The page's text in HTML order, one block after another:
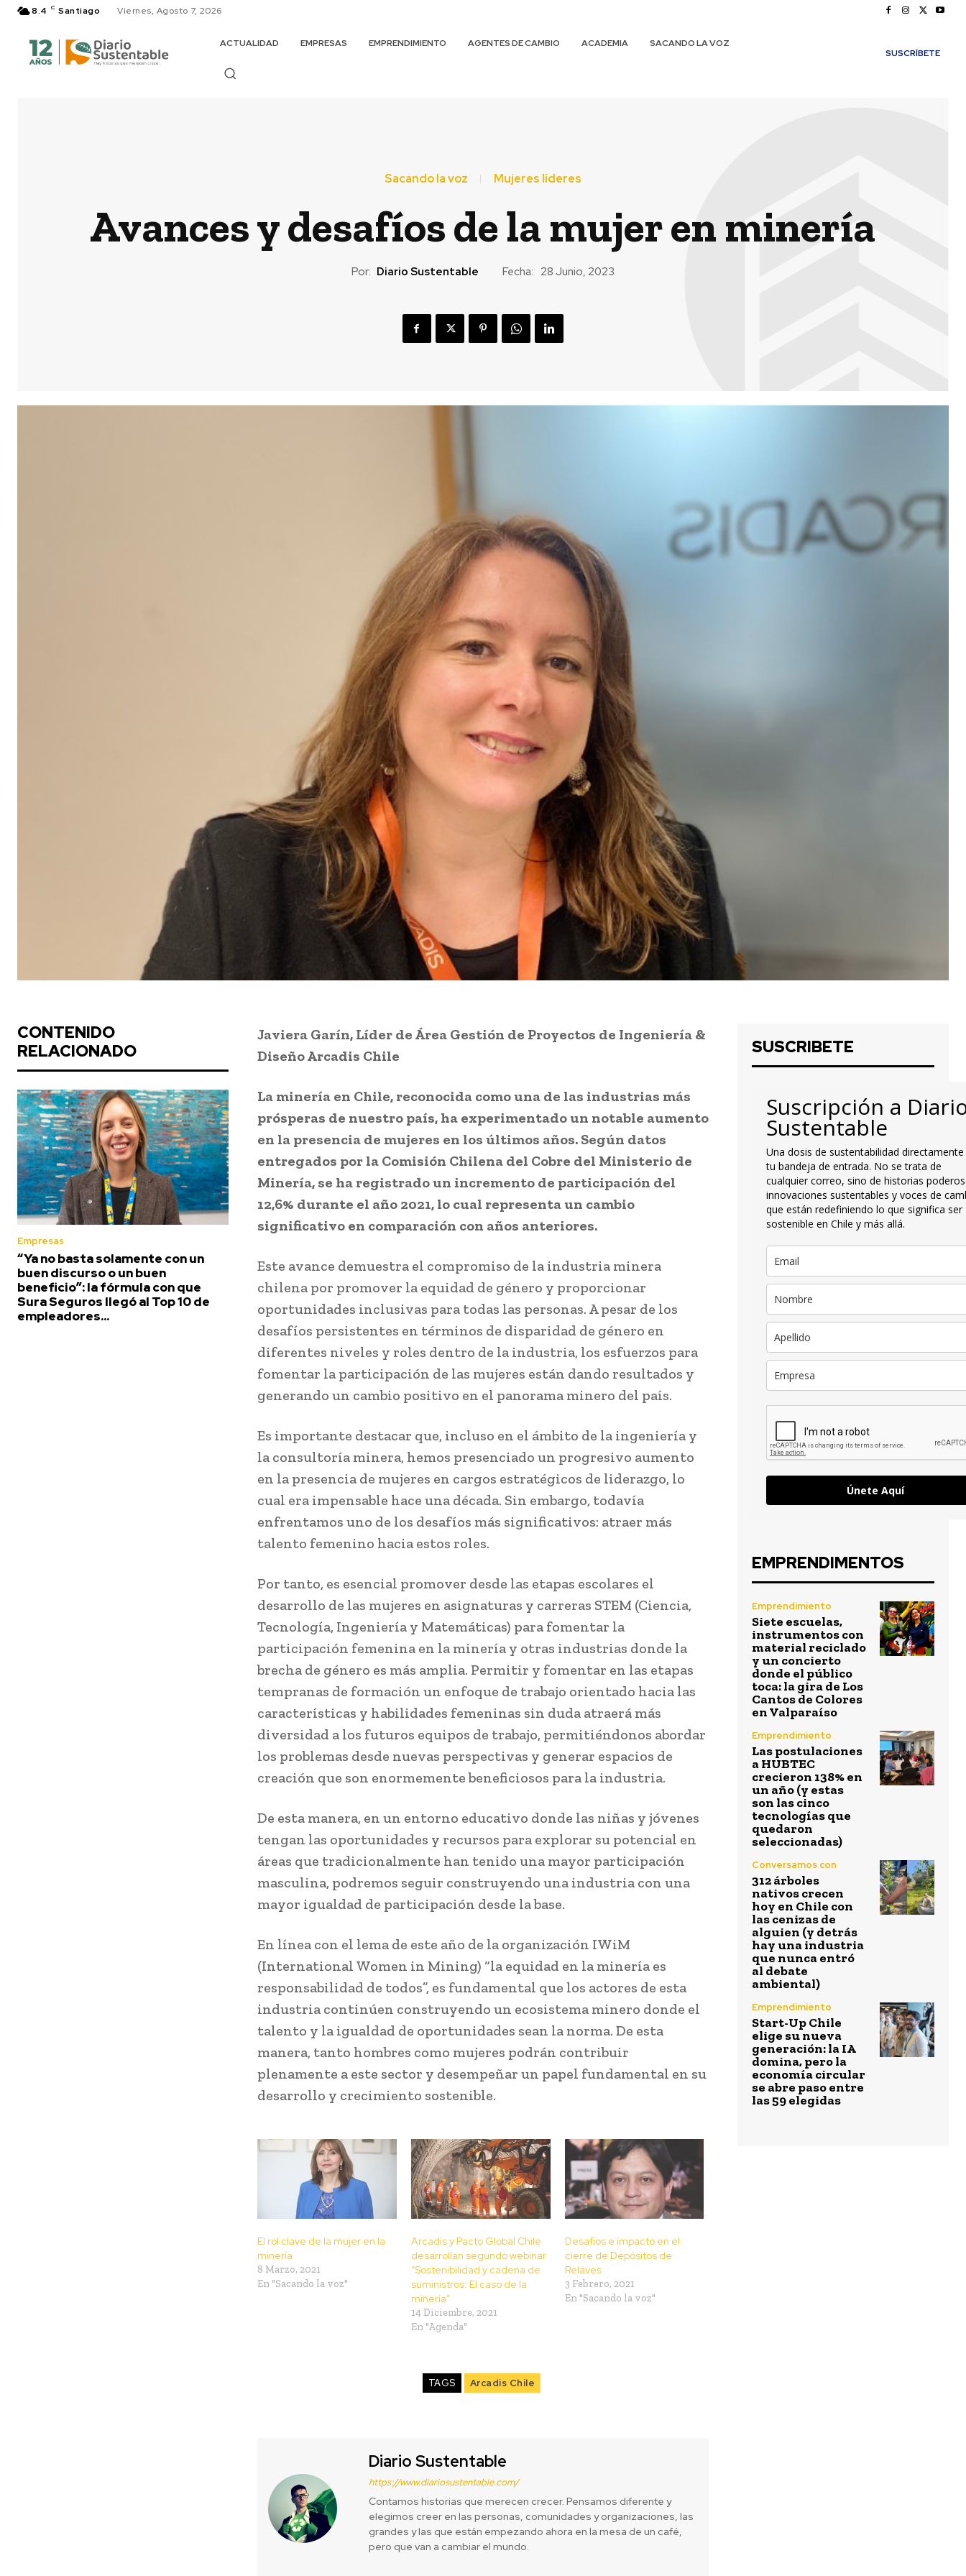
8.4 C Santiago Viernes, Agosto 7, 2026
ACTUALIDAD EMPRESAS EMPRENDIMIENTO AGENTES DE CAMBIO ACADEMIA
SACANDO LA VOZ
SUSCRÍBETE
Sacando la voz Mujeres líderes
Avances y desafíos de la mujer en minería
Por: Diario Sustentable Fecha: 28 Junio, 2023
CONTENIDO
RELACIONADO
Empresas
“Ya no basta solamente con un
buen discurso o un buen
beneficio”: la fórmula con que
Sura Seguros llegó al Top 10 de
empleadores...
Javiera Garín, Líder de Área Gestión de Proyectos de Ingeniería &
Diseño Arcadis Chile
La minería en Chile, reconocida como una de las industrias más
prósperas de nuestro país, ha experimentado un notable aumento
en la presencia de mujeres en los últimos años. Según datos
entregados por la Comisión Chilena del Cobre del Ministerio de
Minería, se ha registrado un incremento de participación del
12,6% durante el año 2021, lo cual representa un cambio
significativo en comparación con años anteriores.
Este avance demuestra el compromiso de la industria minera
chilena por promover la equidad de género y proporcionar
oportunidades inclusivas para todas las personas. A pesar de los
desafíos persistentes en términos de disparidad de género en
diferentes niveles y roles dentro de la industria, los esfuerzos para
fomentar la participación de las mujeres están dando resultados y
generando un cambio positivo en el panorama minero del país.
Es importante destacar que, incluso en el ámbito de la ingeniería y
la consultoría minera, hemos presenciado un progresivo aumento
en la presencia de mujeres en cargos estratégicos de liderazgo, lo
cual era impensable hace una década. Sin embargo, todavía
enfrentamos uno de los desafíos más significativos: atraer más
talento femenino hacia estos roles.
Por tanto, es esencial promover desde las etapas escolares el
desarrollo de las mujeres en asignaturas y carreras STEM (Ciencia,
Tecnología, Ingeniería y Matemáticas) para fomentar la
participación femenina en la minería y otras industrias donde la
brecha de género es más amplia. Permitir y fomentar en las etapas
tempranas de formación un enfoque de trabajo orientado hacia las
características y habilidades femeninas sin duda atraerá más
diversidad a los futuros equipos de trabajo, permitiéndonos abordar
los problemas desde nuevas perspectivas y generar espacios de
creación que son enormemente beneficiosos para la industria.
De esta manera, en un entorno educativo donde las niñas y jóvenes
tengan las oportunidades y recursos para explorar su potencial en
áreas que tradicionalmente han tenido una mayor participación
masculina, podremos seguir construyendo una industria con una
mayor igualdad de participación desde la base.
En línea con el lema de este año de la organización IWiM
(International Women in Mining) “la equidad en la minería es
responsabilidad de todos”, es fundamental que los actores de esta
industria continúen construyendo un ecosistema minero donde el
talento y la igualdad de oportunidades sean la norma. De esta
manera, tanto hombres como mujeres podrán contribuir
plenamente a este sector y desempeñar un papel fundamental en su
desarrollo y crecimiento sostenible.
El rol clave de la mujer en la
minería
8 Marzo, 2021
En "Sacando la voz"
Arcadis y Pacto Global Chile
desarrollan segundo webinar
“Sostenibilidad y cadena de
suministros: El caso de la
minería”
14 Diciembre, 2021
En "Agenda"
Desafíos e impacto en el
cierre de Depósitos de
Relaves
3 Febrero, 2021
En "Sacando la voz"
TAGS Arcadis Chile
Diario Sustentable
https://www.diariosustentable.com/
Contamos historias que merecen crecer. Pensamos diferente y
elegimos creer en las personas, comunidades y organizaciones, las
grandes y las que están empezando ahora en la mesa de un café,
pero que van a cambiar el mundo.
SUSCRIBETE
Suscripción a
Sustentable
Una dosis de sustentabilidad
tu bandeja de entrada. No se trata de
cualquier correo, sino de historias
innovaciones sustentables y voces de
que están redefiniendo lo que significa ser
sostenible en Chile y más allá.
Únete Aquí
EMPRENDIMENTOS
Emprendimiento
Siete escuelas,
instrumentos con
material reciclado
y un concierto
donde el público
toca: la gira de Los
Cantos de Colores
en Valparaíso
Emprendimiento
Las postulaciones
a HUBTEC
crecieron 138% en
un año (y estas
son las cinco
tecnologías que
quedaron
seleccionadas)
Conversamos con
312 árboles
nativos crecen
hoy en Chile con
las cenizas de
alguien (y detrás
hay una industria
que nunca entró
al debate
ambiental)
Emprendimiento
Start-Up Chile
elige su nueva
generación: la IA
domina, pero la
economía circular
se abre paso entre
las 59 elegidas